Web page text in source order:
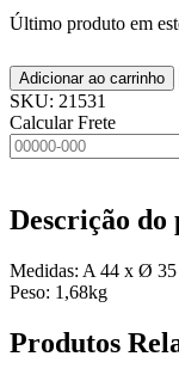
Último produto em
Adicionar ao carrinho
SKU: 21531
Calcular Frete
Descrição do
Medidas: A 44 x Ø
Peso: 1,68kg
Produtos